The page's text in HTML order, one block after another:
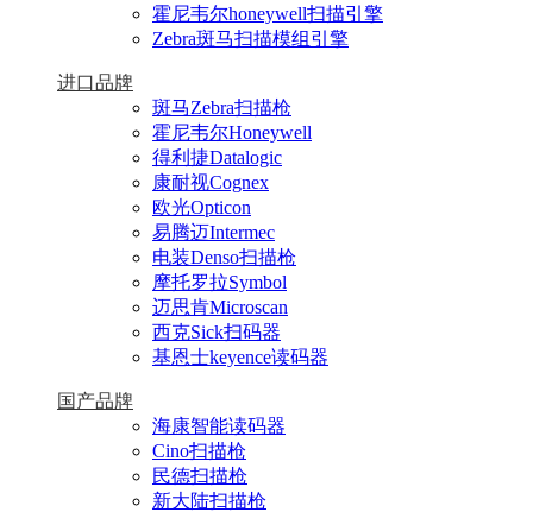
霍尼韦尔honeywell扫描引擎
Zebra斑马扫描模组引擎
进口品牌
斑马Zebra扫描枪
霍尼韦尔Honeywell
得利捷Datalogic
康耐视Cognex
欧光Opticon
易腾迈Intermec
电装Denso扫描枪
摩托罗拉Symbol
迈思肯Microscan
西克Sick扫码器
基恩士keyence读码器
国产品牌
海康智能读码器
Cino扫描枪
民德扫描枪
新大陆扫描枪